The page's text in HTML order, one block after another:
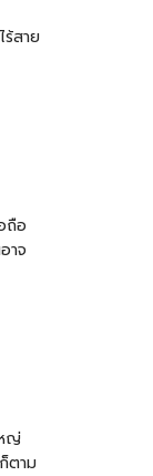
ร้สาย
ถือ
าจ
ญ่
ตาม